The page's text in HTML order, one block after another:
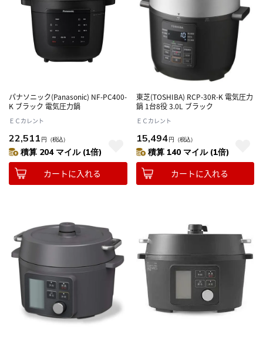
パナソニック(Panasonic) NF-PC400-
K ブラック 電気圧力鍋
ＥＣカレント
22,511 円 （税込）
積算 204 マイル (1倍)
カートに入れる
東芝(TOSHIBA) RCP-30R-K 電気圧力
鍋 1台8役 3.0L ブラック
ＥＣカレント
15,494円 （税込）
積算 140 マイル (1倍)
カートに入れる